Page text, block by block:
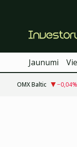
Jaunumi
OMX Baltic −0,04%